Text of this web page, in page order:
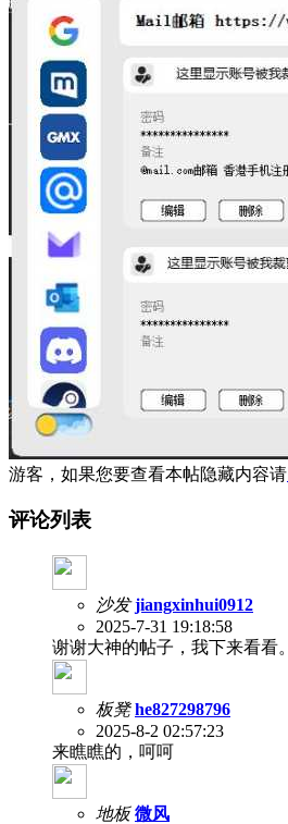
游客，如果您要查看本帖隐藏内容请
评论列表
沙发 jiangxinhui0912
2025-7-31 19:18:58
谢谢大神的帖子，我下来看看。
板凳 he827298796
2025-8-2 02:57:23
来瞧瞧的，呵呵
地板 微风